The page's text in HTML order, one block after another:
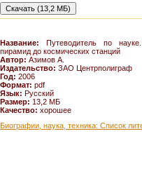
Название: Путеводитель по
пирамид до космических станций
Автор: Азимов А.
Издательство: ЗАО Центрполиграф
Год: 2006
Формат: pdf
Язык: Русский
Размер: 13,2 МБ
Качество: хорошее
Биографии, наука, техника: Список